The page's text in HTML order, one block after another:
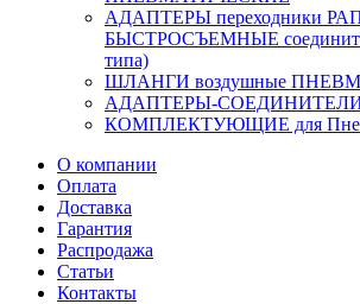
АДАПТЕРЫ переходники
БЫСТРОСЪЕМНЫЕ
типа)
ШЛАНГИ воздушные
АДАПТЕРЫ-
КОМПЛЕКТУЮЩИЕ для
О компании
Оплата
Доставка
Гарантия
Распродажа
Статьи
Контакты